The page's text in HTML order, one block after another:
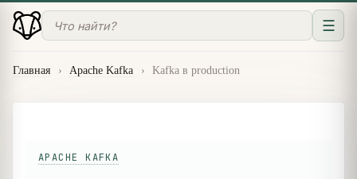
☰
Главная › Apache Kafka › Kafka в production
APACHE KAFKA